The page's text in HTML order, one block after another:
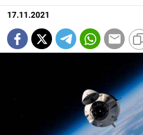
17.11.2021